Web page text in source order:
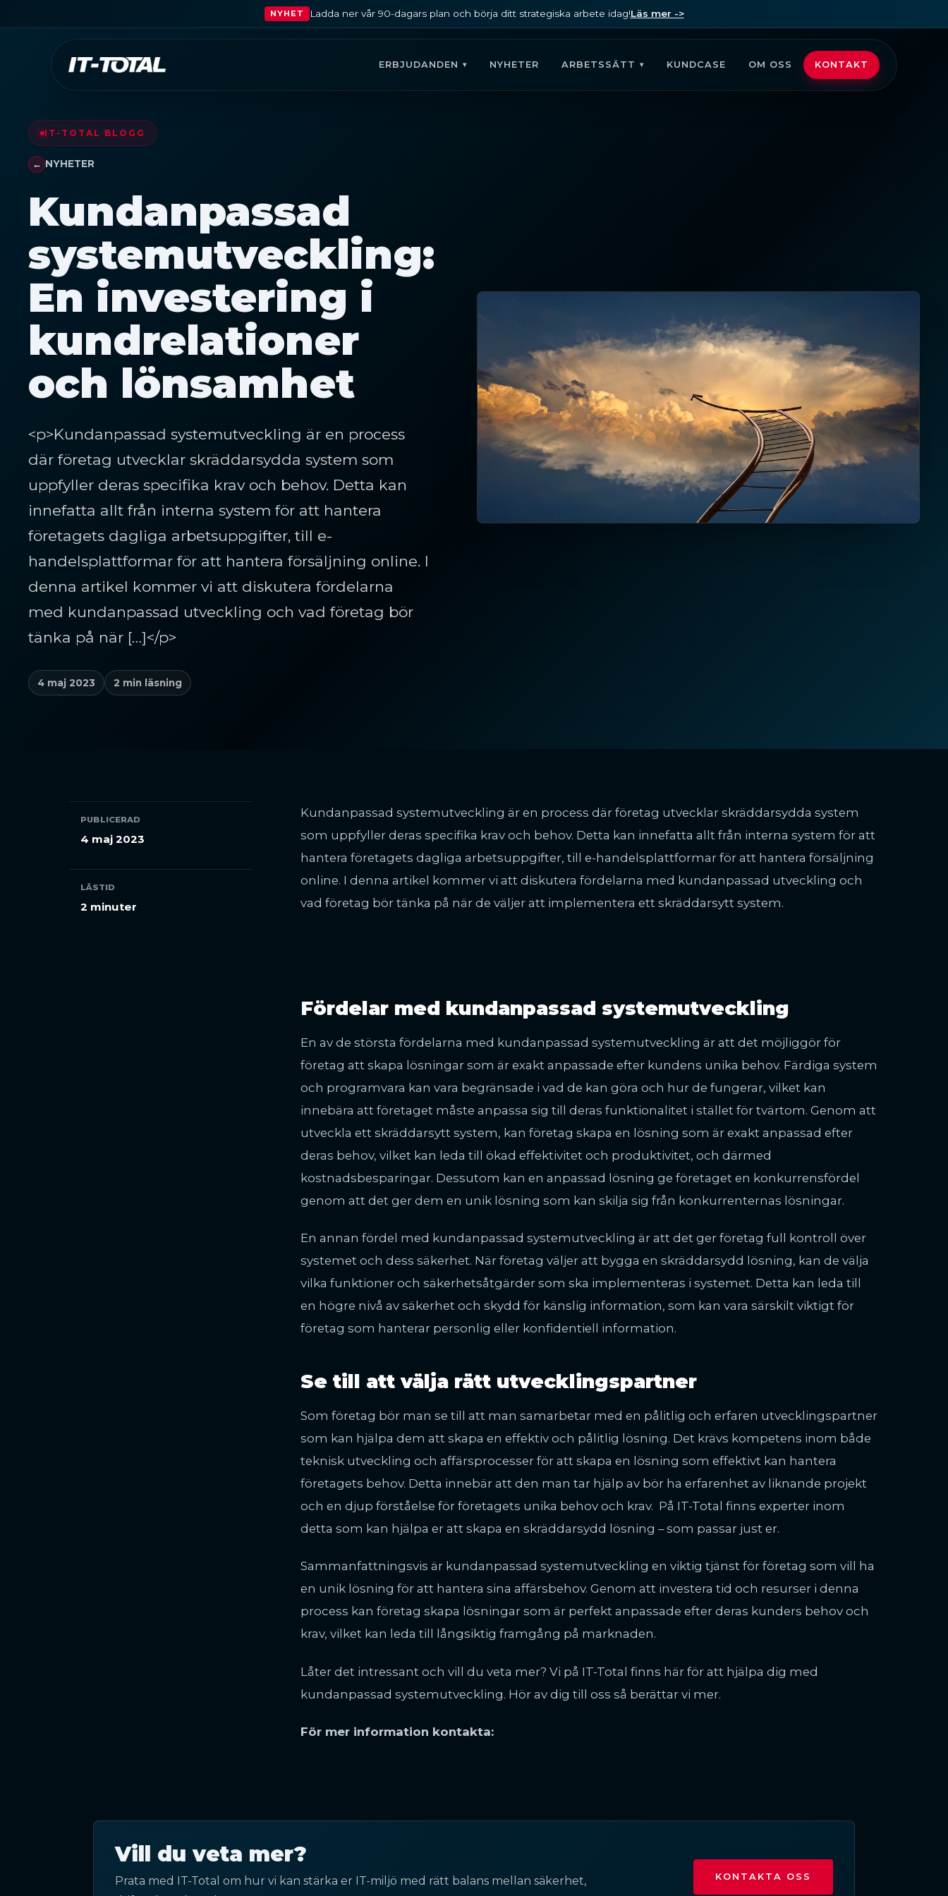
NYHET Ladda ner vår 90-dagars plan och börja ditt strategiska arbete idag!Läs mer ->
ERBJUDANDEN NYHETER ARBETSSÄTT KUNDCASE OM OSS KONTAKT
IT-TOTAL BLOGG
NYHETER
Kundanpassad
systemutveckling:
En investering i
kundrelationer
och lönsamhet
<p>Kundanpassad systemutveckling är en process
där företag utvecklar skräddarsydda system som
uppfyller deras specifika krav och behov. Detta kan
innefatta allt från interna system för att hantera
företagets dagliga arbetsuppgifter, till e-
handelsplattformar för att hantera försäljning online. I
denna artikel kommer vi att diskutera fördelarna
med kundanpassad utveckling och vad företag bör
tänka på när […]</p>
4 maj 2023 2 min läsning
PUBLICERAD
4 maj 2023
LÄSTID
2 minuter
Kundanpassad systemutveckling är en process där företag utvecklar skräddarsydda system
som uppfyller deras specifika krav och behov. Detta kan innefatta allt från interna system för att
hantera företagets dagliga arbetsuppgifter, till e-handelsplattformar för att hantera försäljning
online. I denna artikel kommer vi att diskutera fördelarna med kundanpassad utveckling och
vad företag bör tänka på när de väljer att implementera ett skräddarsytt system.
Fördelar med kundanpassad systemutveckling
En av de största fördelarna med kundanpassad systemutveckling är att det möjliggör för
företag att skapa lösningar som är exakt anpassade efter kundens unika behov. Färdiga system
och programvara kan vara begränsade i vad de kan göra och hur de fungerar, vilket kan
innebära att företaget måste anpassa sig till deras funktionalitet i stället för tvärtom. Genom att
utveckla ett skräddarsytt system, kan företag skapa en lösning som är exakt anpassad efter
deras behov, vilket kan leda till ökad effektivitet och produktivitet, och därmed
kostnadsbesparingar. Dessutom kan en anpassad lösning ge företaget en konkurrensfördel
genom att det ger dem en unik lösning som kan skilja sig från konkurrenternas lösningar.
En annan fördel med kundanpassad systemutveckling är att det ger företag full kontroll över
systemet och dess säkerhet. När företag väljer att bygga en skräddarsydd lösning, kan de välja
vilka funktioner och säkerhetsåtgärder som ska implementeras i systemet. Detta kan leda till
en högre nivå av säkerhet och skydd för känslig information, som kan vara särskilt viktigt för
företag som hanterar personlig eller konfidentiell information.
Se till att välja rätt utvecklingspartner
Som företag bör man se till att man samarbetar med en pålitlig och erfaren utvecklingspartner
som kan hjälpa dem att skapa en effektiv och pålitlig lösning. Det krävs kompetens inom både
teknisk utveckling och affärsprocesser för att skapa en lösning som effektivt kan hantera
företagets behov. Detta innebär att den man tar hjälp av bör ha erfarenhet av liknande projekt
och en djup förståelse för företagets unika behov och krav. På IT-Total finns experter inom
detta som kan hjälpa er att skapa en skräddarsydd lösning – som passar just er.
Sammanfattningsvis är kundanpassad systemutveckling en viktig tjänst för företag som vill ha
en unik lösning för att hantera sina affärsbehov. Genom att investera tid och resurser i denna
process kan företag skapa lösningar som är perfekt anpassade efter deras kunders behov och
krav, vilket kan leda till långsiktig framgång på marknaden.
Låter det intressant och vill du veta mer? Vi på IT-Total finns här för att hjälpa dig med
kundanpassad systemutveckling. Hör av dig till oss så berättar vi mer.
För mer information kontakta:
Vill du veta mer?
Prata med IT-Total om hur vi kan stärka er IT-miljö med rätt balans mellan säkerhet,
KONTAKTA OSS